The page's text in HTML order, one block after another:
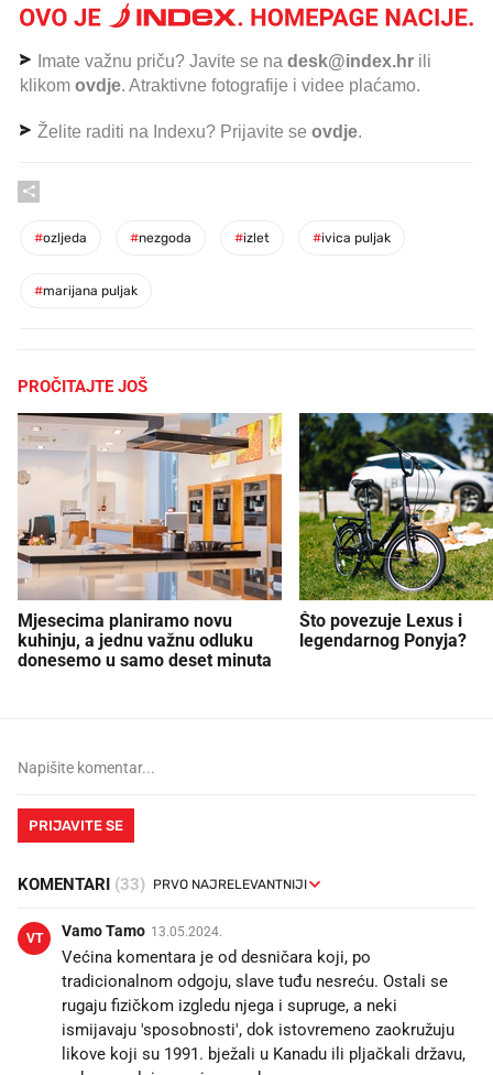
Imate važnu priču? Javite se na desk@index.hr ili
klikom ovdje. Atraktivne fotografije i videe plaćamo.
Želite raditi na Indexu? Prijavite se ovdje.
#ozljeda #nezgoda #izlet #ivica puljak
#marijana puljak
PROČITAJTE JOŠ
Mjesecima planiramo novu
kuhinju, a jednu važnu odluku
donesemo u samo deset minuta
Što povezuje Lexus i
legendarnog Ponyja?
PRIJAVITE SE
KOMENTARI (33)
VT Vamo Tamo 13.05.2024.
Većina komentara je od desničara koji, po
tradicionalnom odgoju, slave tuđu nesreću. Ostali se
rugaju fizičkom izgledu njega i supruge, a neki
ismijavaju 'sposobnosti', dok istovremeno zaokružuju
likove koji su 1991. bježali u Kanadu ili pljačkali državu,